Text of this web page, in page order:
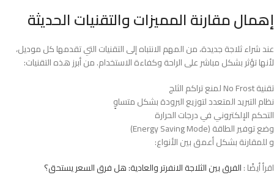
إهمال مقارنة المميزات والتقنيات الحديثة
عند شراء ثلاجة جديدة، من المهم الانتباه إلى التقنيات التي تقدمها كل موديل،
لأنها تؤثر بشكل مباشر على الراحة وكفاءة الاستخدام. من أبرز هذه التقنيات:
تقنية No Frost لمنع تراكم الثلج
نظام التبريد المتعدد لتوزيع البرودة بشكل متساوٍ
التحكم الإلكتروني في درجات الحرارة
وضع توفير الطاقة (Energy Saving Mode)
و للمقارنة بشكل أعمق بين الأنواع:
اقرأ أيضًا :الفرق بين الثلاجة الانفرتر والعادية: هل فرق السعر يستحق؟